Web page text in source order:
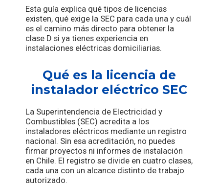
Esta guía explica qué tipos de licencias
existen, qué exige la SEC para cada una y cuál
es el camino más directo para obtener la
clase D si ya tienes experiencia en
instalaciones eléctricas domiciliarias.
Qué es la licencia de
instalador eléctrico SEC
La Superintendencia de Electricidad y
Combustibles (SEC) acredita a los
instaladores eléctricos mediante un registro
nacional. Sin esa acreditación, no puedes
firmar proyectos ni informes de instalación
en Chile. El registro se divide en cuatro clases,
cada una con un alcance distinto de trabajo
autorizado.